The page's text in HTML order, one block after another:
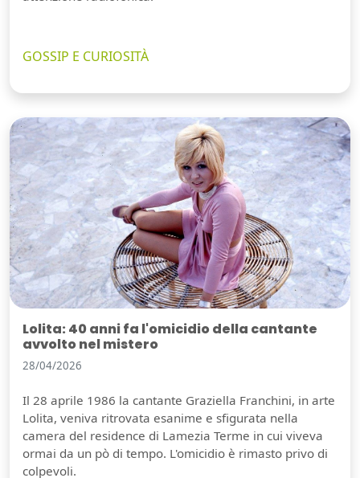
GOSSIP E CURIOSITÀ
Lolita: 40 anni fa l'omicidio della cantante
avvolto nel mistero
28/04/2026
Il 28 aprile 1986 la cantante Graziella Franchini, in arte
Lolita, veniva ritrovata esanime e sfigurata nella
camera del residence di Lamezia Terme in cui viveva
ormai da un pò di tempo. L'omicidio è rimasto privo di
colpevoli.